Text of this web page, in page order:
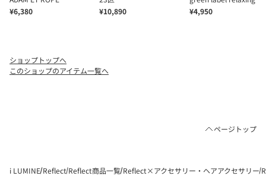
ショップトップへ
このショップのアイテム一覧へ
ページトップ
i LUMINE Reflect Reflect商品一覧 Reflect×アクセサリー・ヘアアクセサリー